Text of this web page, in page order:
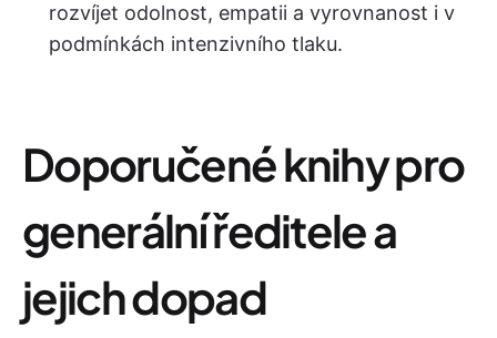
rozvíjet odolnost, empatii a vyrovnanost i v
podmínkách intenzivního tlaku.
Doporučené knihy pro
generální ředitele a
jejich dopad